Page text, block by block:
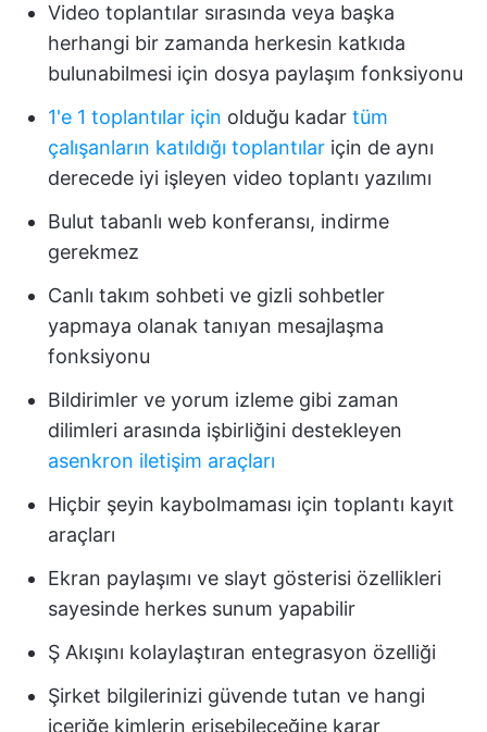
Video toplantılar sırasında veya başka
herhangi bir zamanda herkesin katkıda
bulunabilmesi için dosya paylaşım fonksiyonu
1'e 1 toplantılar için olduğu kadar tüm
çalışanların katıldığı toplantılar için de aynı
derecede iyi işleyen video toplantı yazılımı
Bulut tabanlı web konferansı, indirme
gerekmez
Canlı takım sohbeti ve gizli sohbetler
yapmaya olanak tanıyan mesajlaşma
fonksiyonu
Bildirimler ve yorum izleme gibi zaman
dilimleri arasında işbirliğini destekleyen
asenkron iletişim araçları
Hiçbir şeyin kaybolmaması için toplantı kayıt
araçları
Ekran paylaşımı ve slayt gösterisi özellikleri
sayesinde herkes sunum yapabilir
Ş Akışını kolaylaştıran entegrasyon özelliği
Şirket bilgilerinizi güvende tutan ve hangi
içeriğe kimlerin erişebileceğine karar